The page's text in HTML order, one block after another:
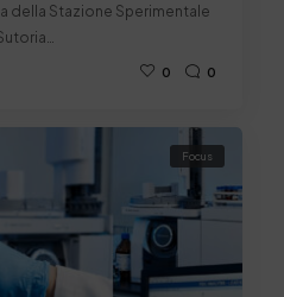
della Stazione Sperimentale
0 0
Focus